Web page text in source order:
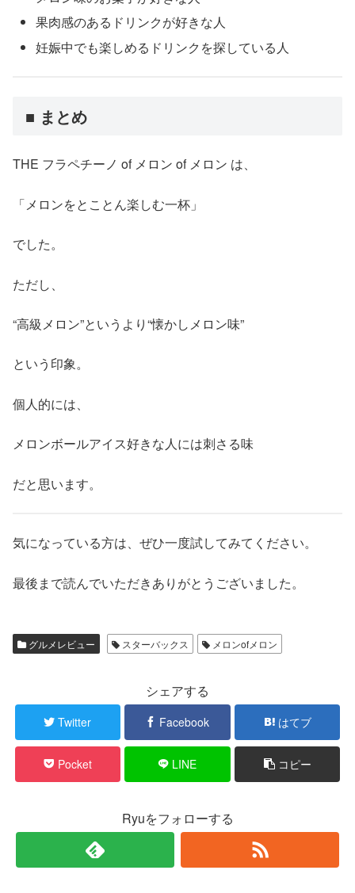
果肉感のあるドリンクが好きな人
妊娠中でも楽しめるドリンクを探している人
■ まとめ
THE フラペチーノ of メロン of メロン は、
「メロンをとことん楽しむ一杯」
でした。
ただし、
“高級メロン”というより“懐かしメロン味”
という印象。
個人的には、
メロンボールアイス好きな人には刺さる味
だと思います。
気になっている方は、ぜひ一度試してみてください。
最後まで読んでいただきありがとうございました。
グルメレビュー スターバックス メロンofメロン
シェアする
Twitter Facebook はてブ
Pocket LINE コピー
Ryuをフォローする